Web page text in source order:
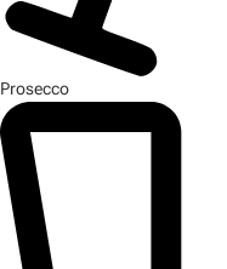
Prosecco